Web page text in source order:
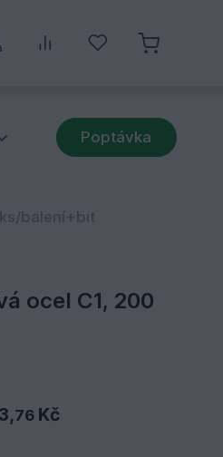
účetPorovnávání
Oblíbené
Poptávka
balení+bit
ocel C1, 200
76Kč